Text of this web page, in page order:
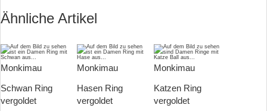
Ähnliche Artikel
Monkimau
Schwan Ring
vergoldet
Monkimau
Hasen Ring
vergoldet
Monkimau
Katzen Ring
vergoldet